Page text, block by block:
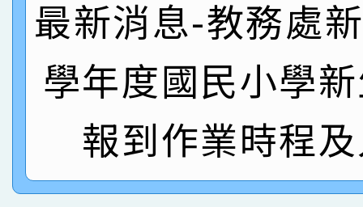
名
倩參加桃園市科展 國
名 指導老師王老師、
賀！本校四年二班張O
園市英語競賽國小朗讀
賀！本校參加桃園市中
賽 劉文瑛教師榮獲教
臺灣台語-第二名
賀！本校參與2026世
市賽榮獲科學小創客佳
最新消息-教務處
學年度國民小學
報到作業時程